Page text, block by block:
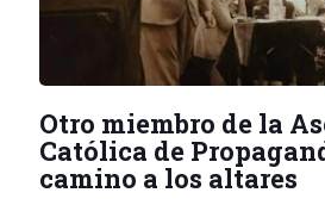
Otro miembro de la
Católica de
camino a los altares